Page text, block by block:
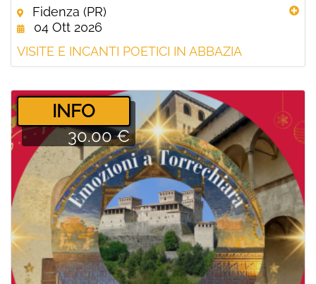
Fidenza (PR)
04 Ott 2026
VISITE E INCANTI POETICI IN ABBAZIA
­INFO
30.00 €